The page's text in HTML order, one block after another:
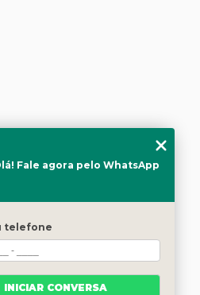
Fale agora pelo WhatsApp
telefone
INICIAR CONVERSA